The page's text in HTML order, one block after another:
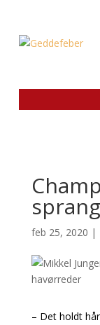
feb 25, 2020 |
– Det holdt